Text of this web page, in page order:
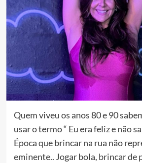
Quem viveu os anos 80 e 90
usar o termo “ Eu era feliz e não
Época que brincar na rua não
eminente.. Jogar bola, brincar de